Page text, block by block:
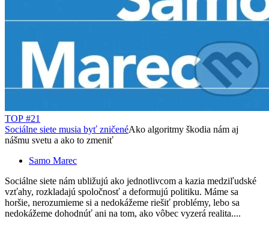
TOP #21
Sociálne siete musia byť zničenéAko algoritmy škodia nám aj
nášmu svetu a ako to zmeniť
Samo Marec
Sociálne siete nám ubližujú ako jednotlivcom a kazia medziľudské
vzťahy, rozkladajú spoločnosť a deformujú politiku. Máme sa
horšie, nerozumieme si a nedokážeme riešiť problémy, lebo sa
nedokážeme dohodnúť ani na tom, ako vôbec vyzerá realita....